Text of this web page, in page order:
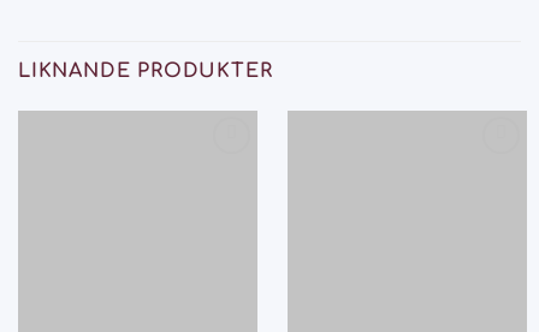
LIKNANDE PRODUKTER